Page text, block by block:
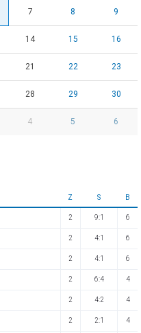
7 8 9
14 15 16
21 22 23
28 29 30
4 5 6
Z S B
2 9:1 6
2 4:1 6
2 4:1 6
2 6:4 4
2 4:2 4
2 2:1 4